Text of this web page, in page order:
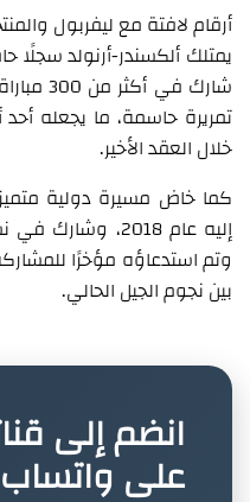
أرقام لافتة مع ليفربول
يمتلك ألكسندر-أرنولد سجلًا
تمريرة حاسمة، ما يجعله
خلال العقد الأخير.
كما خاض مسيرة دولية
بين نجوم الجيل الحالي.
انضم إلى
على واتساب